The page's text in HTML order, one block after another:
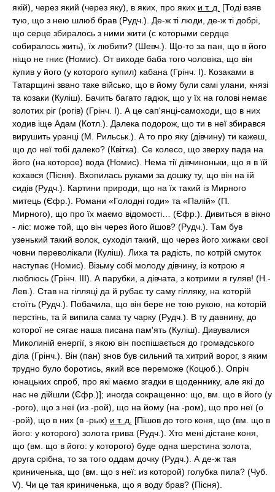
якій), через який (через яку), в яких, про яких и т. д.
[Тоді взяв
тую, що з нею шлюб брав (Рудч.). Де-ж ті люди, де-ж ті добрі,
що серце збиралось з ними жити (с которыми сердце
собиралось жить), їх любити? (Шевч.). Що-то за пан, що в його
ніщо не гниє (Номис). От виходе баба того чоловіка, що він
купив у його (у которого купил) кабана (Грінч. I). Козаками в
Татарщині звано таке військо, що в йому були самі улани, князі
та козаки (Куліш). Бачить багато гадюк, що у їх на голові немає
золотих ріг (рогів) (Грінч. I). А це сап'янці-самоходи, що в них
ходив іще Адам (Котл.). Далека подорож, що ти в неї збирався
вирушить уранці (М. Рильськ.). А то про яку (дівчину) ти кажеш,
що до неї тобі далеко? (Квітка). Се колесо, що зверху пада на
його (на которое) вода (Номис). Нема тії дівчиноньки, що я в їй
кохався (Пісня). Вхопилась руками за дошку ту, що він на їй
сидів (Рудч.). Картини природи, що на їх такий із Мирного
митець (Єфр.). Романи «Голодні годи» та «Палій» (П.
Мирного), що про їх маємо відомості… (Єфр.). Дивиться в вікно
- ліс: може той, що він через його йшов? (Рудч.). Там був
узенький такий волок, суходіл такий, що через його хижаки свої
човни переволікали (Куліш). Лиха та радість, по котрій смуток
наступає (Номис). Візьму собі молоду дівчину, із котрою я
люблюсь (Грінч. III). А парубки, а дівчата, з котрими я гуляв! (Н.-
Лев.). Став на гілляці да й рубає ту саму гілляку, на которій
стоїть (Рудч.). Побачила, що він бере не тою рукою, на которій
перстінь, та й випила сама ту чарку (Рудч.). В ту давнину, до
которої не сягає наша писана пам'ять (Куліш). Дивувалися
Миколиній енергії, з якою він поспішається до громадського
діла (Грінч.). Він (пан) знов був сильний та хитрий ворог, з яким
трудно було боротись, який все переможе (Коцюб.). Опріч
юнацьких спроб, про які маємо згадки в щоденнику, але які до
нас не дійшли (Єфр.)]; иногда сокращенно: що, вм. що в його (у
-рого), що з неї (из -рой), що на йому (на -ром), що про неї (о
-рой), що в них (в -рых) и т. д.
[Пішов до того коня, що (вм. що в
його: у которого) золота грива (Рудч.). Хто мені дістане коня,
що (вм. що в його: у которого) буде одна шерстина золота,
друга срібна, то за того оддам дочку (Рудч.). А де-ж тая
криниченька, що (вм. що з неї: из которой) голубка пила? (Чуб.
V). Чи це тая криниченька, що я воду брав? (Пісня).